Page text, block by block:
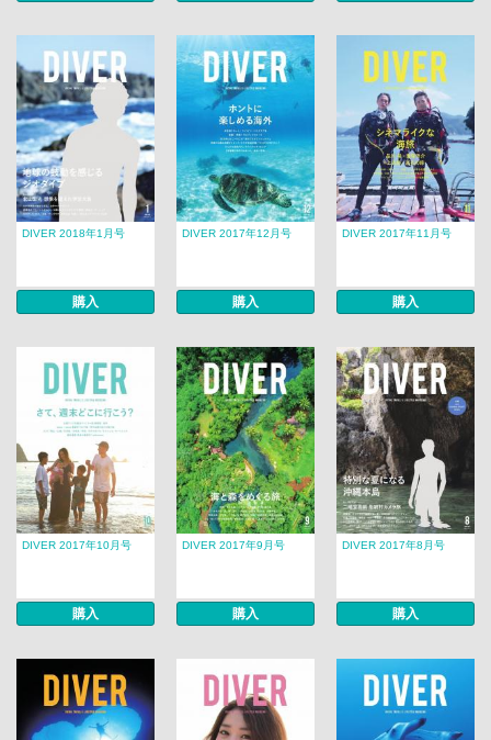
DIVER 2018年1月号
購入
DIVER 2017年12月号
購入
DIVER 2017年11月号
購入
DIVER 2017年10月号
購入
DIVER 2017年9月号
購入
DIVER 2017年8月号
購入